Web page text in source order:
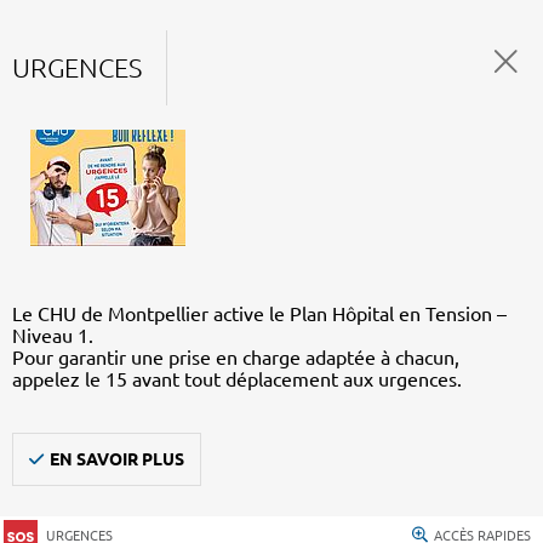
URGENCES
Le CHU de Montpellier active le Plan Hôpital en Tension –
Niveau 1.
Pour garantir une prise en charge adaptée à chacun,
appelez le 15 avant tout déplacement aux urgences.
EN SAVOIR PLUS
URGENCES ACCÈS RAPIDES